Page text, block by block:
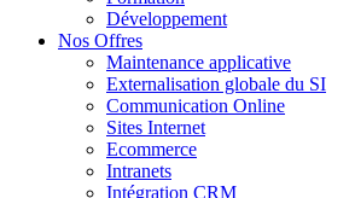
Développement
Nos Offres
Maintenance applicative
Externalisation globale du SI
Communication Online
Sites Internet
Ecommerce
Intranets
Intégration CRM